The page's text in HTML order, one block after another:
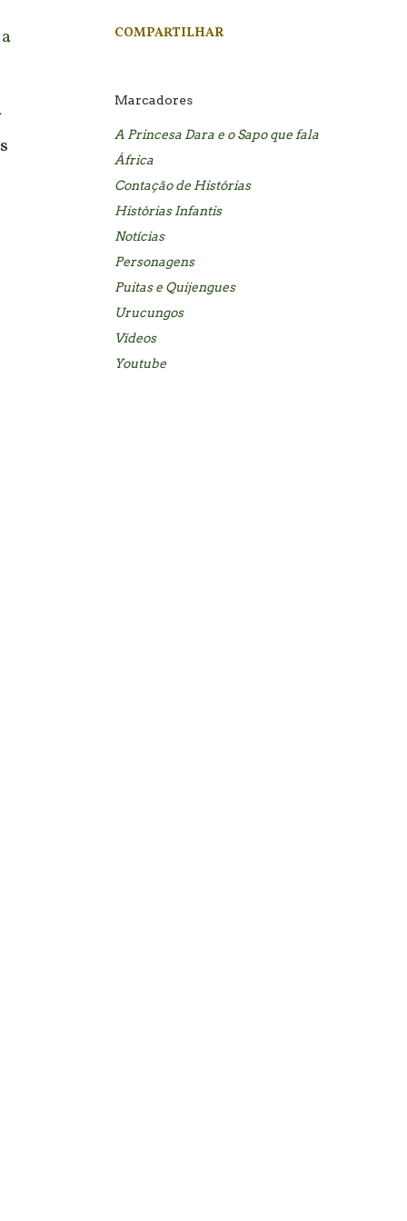
COMPARTILHAR
Marcadores
A Princesa Dara e o Sapo que fala
África
Contação de Histórias
Histórias Infantis
Notícias
Personagens
Puitas e Quijengues
Urucungos
Vídeos
Youtube